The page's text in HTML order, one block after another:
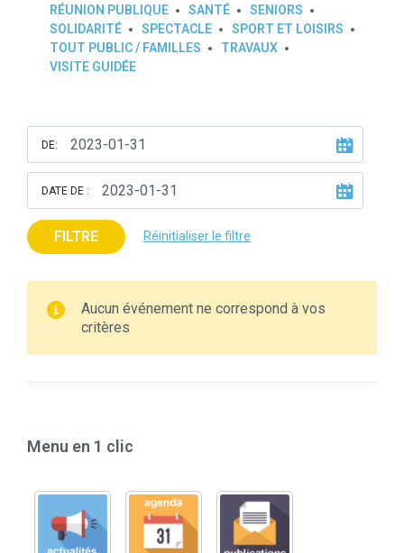
RÉUNION PUBLIQUE
SANTÉ
SENIORS
SOLIDARITÉ
SPECTACLE
SPORT ET LOISIRS
TOUT PUBLIC / FAMILLES
TRAVAUX
VISITE GUIDÉE
DE:
DATE DE :
FILTRE Réinitialiser le filtre
Aucun événement ne correspond à vos
critères
Menu en 1 clic